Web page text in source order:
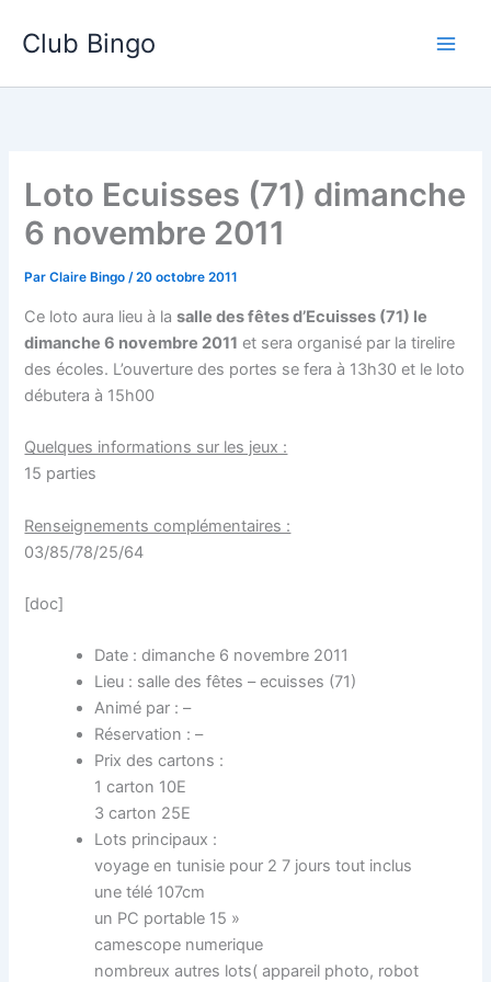
Club Bingo
Loto Ecuisses (71) dimanche
6 novembre 2011
ParClaire Bingo/20 octobre 2011
Ce loto aura lieu à lasalle des fêtes d’Ecuisses (71) le
dimanche 6 novembre 2011 et sera organisé par la tirelire
des écoles. L’ouverture des portes se fera à 13h30 et le loto
débutera à 15h00
Quelques informations sur les jeux :
15 parties
Renseignements complémentaires :
03/85/78/25/64
[doc]
Date : dimanche 6 novembre 2011
Lieu : salle des fêtes – ecuisses (71)
Animé par : –
Réservation : –
Prix des cartons :
1 carton 10E
3 carton 25E
Lots principaux :
voyage en tunisie pour 2 7 jours tout inclus
une télé 107cm
un PC portable 15 »
camescope numerique
nombreux autres lots( appareil photo, robot